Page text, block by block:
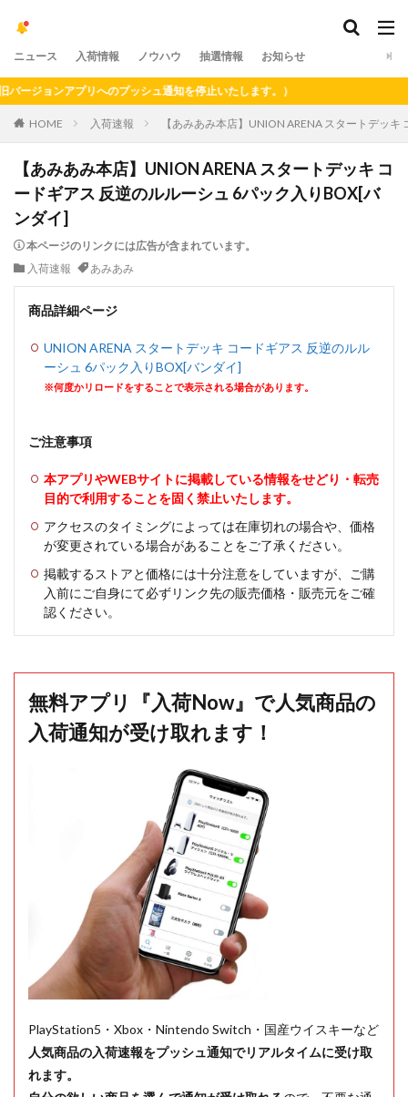
ニュース 入荷情報 ノウハウ 抽選情報 お知らせ
ンアプリへのプッシュ通知を停止いたします。）
HOME 入荷速報 【あみあみ本店】UNION ARENA スタートデッ
【あみあみ本店】UNION ARENA スタートデッキ コ
ードギアス 反逆のルルーシュ 6パック入りBOX[バ
ンダイ]
本ページのリンクには広告が含まれています。
入荷速報
あみあみ
商品詳細ページ
UNION ARENA スタートデッキ コードギアス 反逆のルル
ーシュ 6パック入りBOX[バンダイ]
※何度かリロードをすることで表示される場合があります。
ご注意事項
本アプリやWEBサイトに掲載している情報をせどり・転売
目的で利用することを固く禁止いたします。
アクセスのタイミングによっては在庫切れの場合や、価格
が変更されている場合があることをご了承ください。
掲載するストアと価格には十分注意をしていますが、ご購
入前にご自身にて必ずリンク先の販売価格・販売元をご確
認ください。
無料アプリ『入荷Now』で人気商品の
入荷通知が受け取れます！
PlayStation5・Xbox・Nintendo Switch・国産ウイスキーなど
人気商品の入荷速報をプッシュ通知でリアルタイムに受け取
れます。